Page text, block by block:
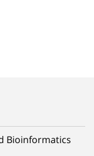
Bioinformatics